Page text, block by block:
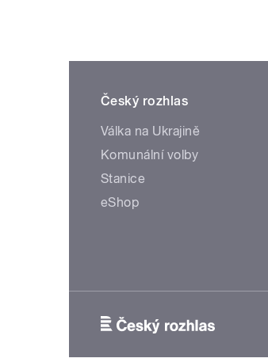
Český rozhlas
Válka na Ukrajině
Komunální volby
Stanice
eShop